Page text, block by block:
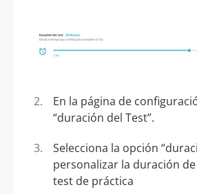
En la página de
“duración del Test”.
Selecciona la opción
personalizar la duración
test de práctica